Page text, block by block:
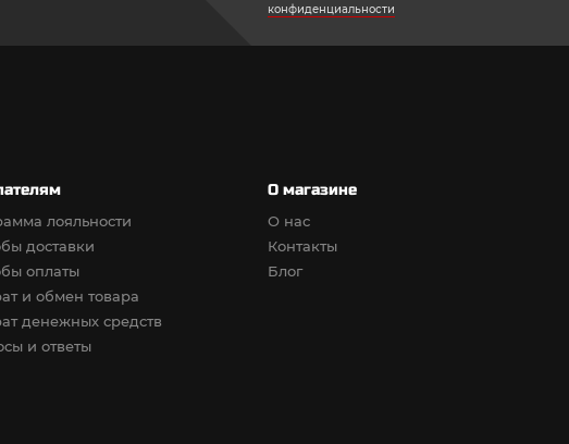
конфиденциальности
лояльности
доставки
оплаты
и обмен товара
денежных средств
и ответы
О магазине
О нас
Контакты
Блог